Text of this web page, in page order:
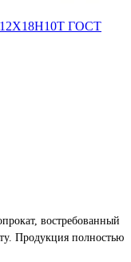
12Х18Н10Т ГОСТ
востребованный
Продукция полностью